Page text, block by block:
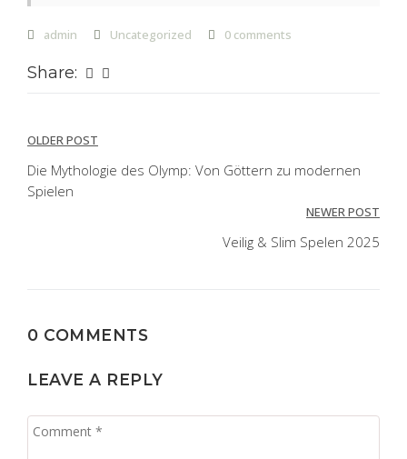
admin Uncategorized 0 comments
Share:
Post
navigation
OLDER POST
Die Mythologie des Olymp: Von Göttern zu modernen
Spielen
NEWER POST
Veilig & Slim Spelen 2025
0 COMMENTS
LEAVE A REPLY